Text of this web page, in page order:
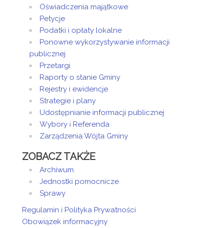
Oświadczenia majątkowe
Petycje
Podatki i opłaty lokalne
Ponowne wykorzystywanie informacji
publicznej
Przetargi
Raporty o stanie Gminy
Rejestry i ewidencje
Strategie i plany
Udostępnianie informacji publicznej
Wybory i Referenda
Zarządzenia Wójta Gminy
ZOBACZ TAKŻE
Archiwum
Jednostki pomocnicze
Sprawy
Regulamin i Polityka Prywatności
Obowiązek informacyjny